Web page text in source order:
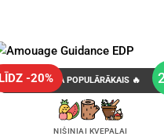
LĪDZ -20%GADA POPULĀRĀKAIS 🔥
NIŠINIAI KVEPALAI